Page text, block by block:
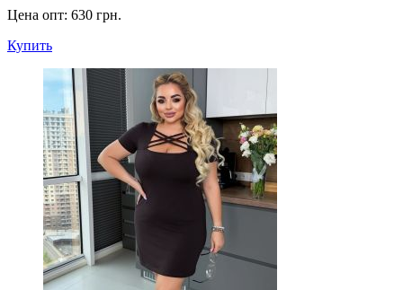
Цена опт: 630 грн.
Купить